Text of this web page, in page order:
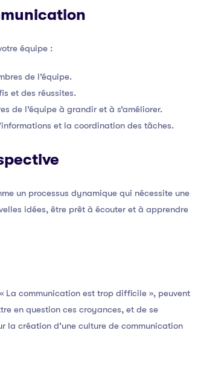
équipe :
de l’équipe.
et des réussites.
de l’équipe à grandir et à s’améliorer.
et la coordination des tâches.
un processus dynamique qui nécessite une
idées, être prêt à écouter et à apprendre
La communication est trop difficile », peuvent
en question ces croyances, et de se
la création d’une culture de communication